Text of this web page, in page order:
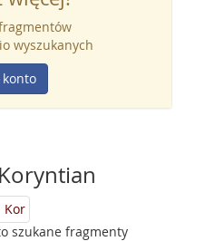
wyszukanych
konto
szukane fragmenty